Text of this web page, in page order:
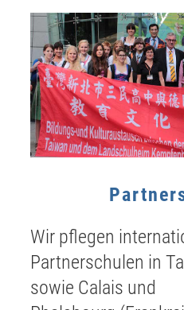
Wir pflegen
Partnerschulen in
sowie Calais und